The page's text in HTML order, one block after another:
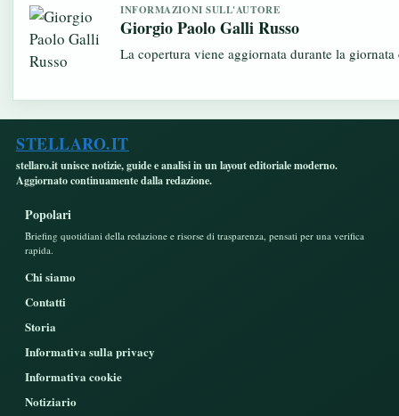
INFORMAZIONI SULL'AUTORE
Giorgio Paolo Galli Russo
La copertura viene aggiornata durante la
STELLARO.IT
stellaro.it unisce notizie, guide e analisi in un layout editoriale moderno.
Aggiornato continuamente dalla redazione.
Popolari
Briefing quotidiani della redazione e risorse di trasparenza, pensati per una verifica
rapida.
Chi siamo
Contatti
Storia
Informativa sulla privacy
Informativa cookie
Notiziario